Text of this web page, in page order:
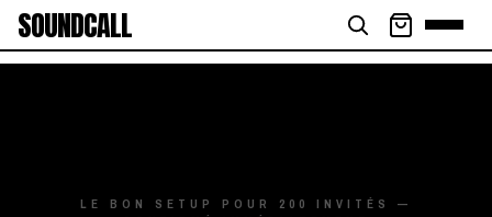
SOUNDCALL
LE BON SETUP POUR 200 INVITÉS —